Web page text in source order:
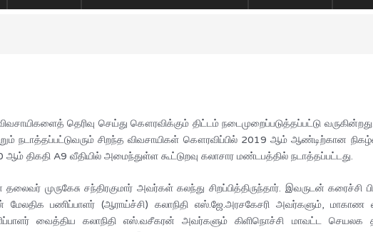
தெரிவு செய்து கௌரவிக்கும் திட்டம் நடைமுறைப்படுத்தப்பட்டு
நடாத்தப்பட்டுவரும் சிறந்த விவசாயிகள் கௌரவிப்பில் 2019 ஆம் ஆண்டிற்கான
A9 வீதியில் அமைந்துள்ள கூட்டுறவு கலாசார மண்டபத்தில் நடாத்தப்பட்டது.
முருகேசு சந்திரகுமார் அவர்கள் கலந்து சிறப்பித்திருந்தார். இவருடன் கரைச்சி
மேலதிக பணிப்பாளர் (ஆராய்ச்சி) கலாநிதி எஸ்.ஜே.அரசகேசரி அவர்களும், மாகாண
வைத்திய கலாநிதி எஸ்.வசீகரன் அவர்களும் கிளிநொச்சி மாவட்ட செயலக